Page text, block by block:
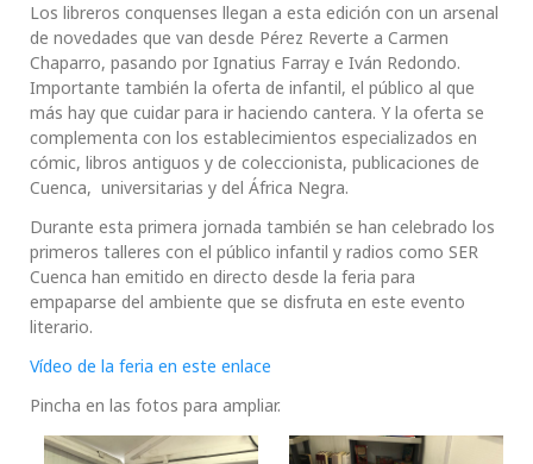
Los libreros conquenses llegan a esta edición con un arsenal
de novedades que van desde Pérez Reverte a Carmen
Chaparro, pasando por Ignatius Farray e Iván Redondo.
Importante también la oferta de infantil, el público al que
más hay que cuidar para ir haciendo cantera. Y la oferta se
complementa con los establecimientos especializados en
cómic, libros antiguos y de coleccionista, publicaciones de
Cuenca, universitarias y del África Negra.
Durante esta primera jornada también se han celebrado los
primeros talleres con el público infantil y radios como SER
Cuenca han emitido en directo desde la feria para
empaparse del ambiente que se disfruta en este evento
literario.
Vídeo de la feria en este enlace
Pincha en las fotos para ampliar.